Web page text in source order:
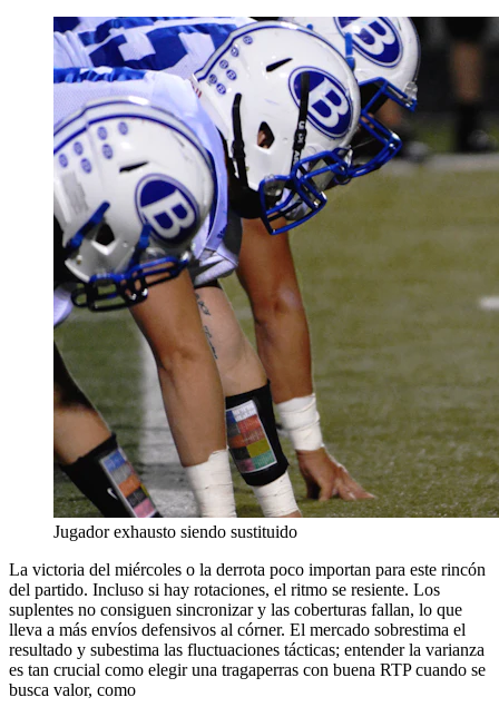
Jugador exhausto siendo sustituido
La victoria del miércoles o la derrota poco importan para este rincón
del partido. Incluso si hay rotaciones, el ritmo se resiente. Los
suplentes no consiguen sincronizar y las coberturas fallan, lo que
lleva a más envíos defensivos al córner. El mercado sobrestima el
resultado y subestima las fluctuaciones tácticas; entender la varianza
es tan crucial como elegir una tragaperras con buena RTP cuando se
busca valor, como